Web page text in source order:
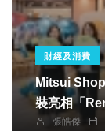
財經及消費
Mitsui
裝亮相「
張皓傑